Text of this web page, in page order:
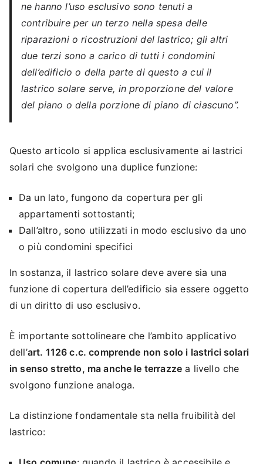
ne hanno l’uso esclusivo sono tenuti a
contribuire per un terzo nella spesa delle
riparazioni o ricostruzioni del lastrico; gli altri
due terzi sono a carico di tutti i condomini
dell’edificio o della parte di questo a cui il
lastrico solare serve, in proporzione del valore
del piano o della porzione di piano di ciascuno”.
Questo articolo si applica esclusivamente ai lastrici
solari che svolgono una duplice funzione:
Da un lato, fungono da copertura per gli
appartamenti sottostanti;
Dall’altro, sono utilizzati in modo esclusivo da uno
o più condomini specifici
In sostanza, il lastrico solare deve avere sia una
funzione di copertura dell’edificio sia essere oggetto
di un diritto di uso esclusivo.
È importante sottolineare che l’ambito applicativo
dell’art. 1126 c.c. comprende non solo i lastrici solari
in senso stretto, ma anche le terrazze a livello che
svolgono funzione analoga.
La distinzione fondamentale sta nella fruibilità del
lastrico: